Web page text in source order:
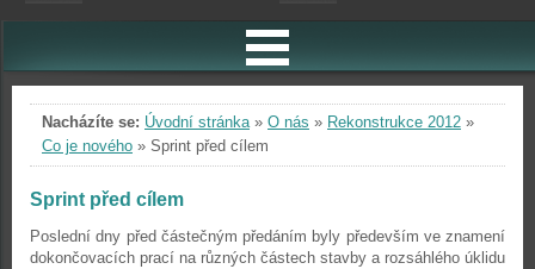
Nacházíte se: Úvodní stránka» O nás » Rekonstrukce 2012 »
Co je nového » Sprint před cílem
Sprint před cílem
Poslední dny před částečným předáním byly především ve znamení
dokončovacích prací na různých částech stavby a rozsáhlého úklidu